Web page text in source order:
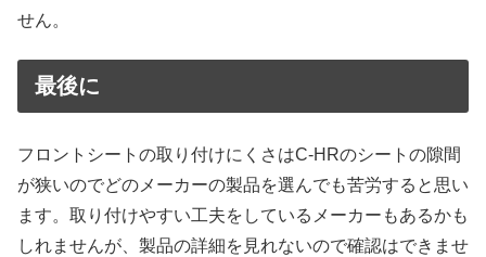
せん。
最後に
フロントシートの取り付けにくさはC-HRのシートの隙間
が狭いのでどのメーカーの製品を選んでも苦労すると思い
ます。取り付けやすい工夫をしているメーカーもあるかも
しれませんが、製品の詳細を見れないので確認はできませ